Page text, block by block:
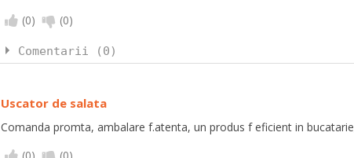
(0) (0)
Comentarii (0)
Uscator de salata
Comanda promta, ambalare f.atenta, un produs f eficient in